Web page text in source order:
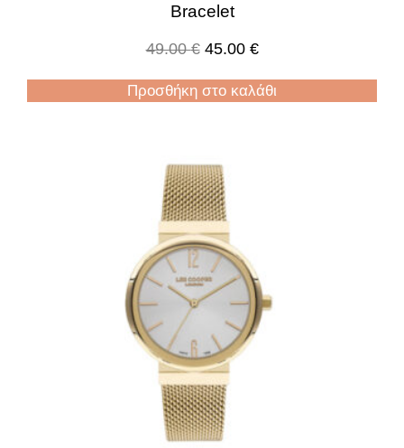
Bracelet
49.00€ 45.00 €
Προσθήκη στο καλάθι